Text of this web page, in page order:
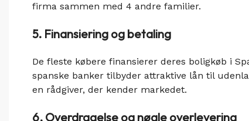
firma sammen med 4 andre familier.
5. Finansiering og betaling
De fleste købere finansierer deres boligkøb i
spanske banker tilbyder attraktive lån til
en rådgiver, der kender markedet.
6. Overdragelse og nøgle overlevering